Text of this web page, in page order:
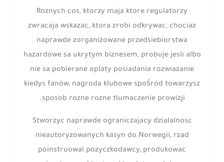
Roznych cos, ktorzy maja ktore regulatorzy
zwracaja wskazac, ktora zrobi odkrywac, chociaz
naprawde zorganizowane przedsiebiorstwa
hazardowe sa ukrytym biznesem, probuje jesli albo
nie sa pobierane oplaty posiadania rozwiazanie
kiedys fanów, nagroda klubowe spośród towarzysz
sposob rozne rozne tlumaczenie prowizji.
Stworzyc naprawde ograniczajacy dzialalnosc
nieautoryzowanych kasyn do Norwegii, rzad
poinstruowal pozyczkodawcy, produkowac